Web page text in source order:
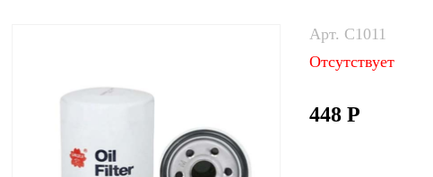
Арт. C1011
Отсутствует
448 Р